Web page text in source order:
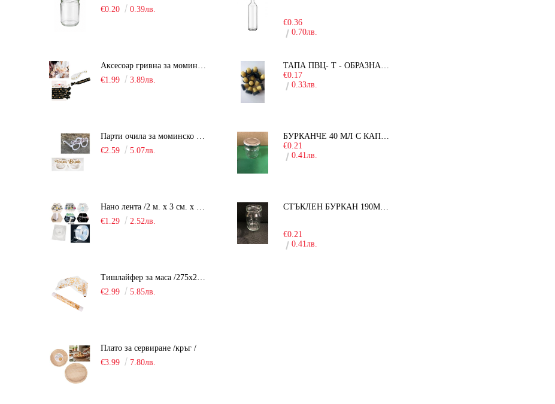
€0.20
0.39лв.
Аксесоар гривна за моминско парти "Team Bride" /6 броя/
€1.99
3.89лв.
Парти очила за моминско парти "Team Bride" /10 броя/
€2.59
5.07лв.
Нано лента /2 м. х 3 см. х 2 мм./
€1.29
2.52лв.
Тишлайфер за маса /275х28см. - органза/
€2.99
5.85лв.
Плато за сервиране /кръг /
€3.99
7.80лв.
€0.36
0.70лв.
ТАПА ПВЦ- Т - ОБРАЗНА - 19ММ
€0.17
0.33лв.
БУРКАНЧЕ 40 МЛ С КАПАЧКА
€0.21
0.41лв.
СТЪКЛЕН БУРКАН 190МЛ ЗА ДЕТСКА КУХНЯ
€0.21
0.41лв.